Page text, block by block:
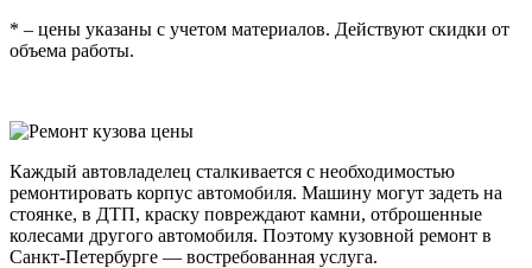
* – цены указаны с учетом материалов. Действуют скидки от
объема работы.
Каждый автовладелец сталкивается с необходимостью
ремонтировать корпус автомобиля. Машину могут задеть на
стоянке, в ДТП, краску повреждают камни, отброшенные
колесами другого автомобиля. Поэтому кузовной ремонт в
Санкт-Петербурге — востребованная услуга.